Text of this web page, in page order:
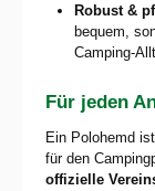
Robust &
bequem,
Camping-
Für jeden
Ein Polohemd
für den
offizielle